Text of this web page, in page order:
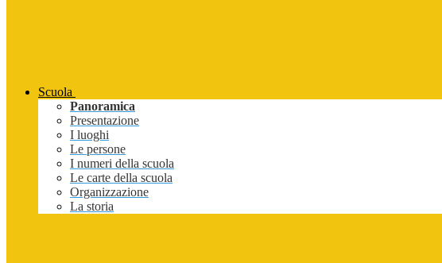
Scuola
Panoramica
Presentazione
I luoghi
Le persone
I numeri della scuola
Le carte della scuola
Organizzazione
La storia